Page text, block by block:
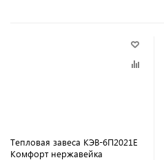
Тепловая завеса КЭВ-6П2021E
Комфорт нержавейка